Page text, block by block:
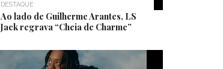
DESTAQUE
Ao lado de Guilherme Arantes, LS
Jack regrava “Cheia de Charme”